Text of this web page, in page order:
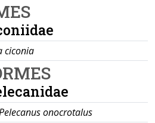
ciconia
onocrotalus